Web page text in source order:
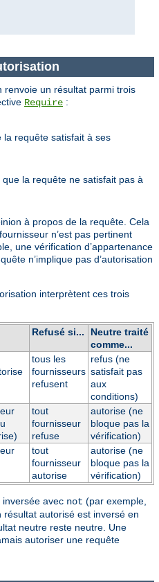
renvoie un résultat parmi trois
Require :
la requête satisfait à ses
la requête ne satisfait pas à
à propos de la requête. Cela
n’est pas pertinent
une vérification d’appartenance
n’implique pas d’autorisation
interprètent ces trois
Refusé si...
Neutre traité
comme...
tous les
fournisseurs
refusent
refus (ne
satisfait pas
aux
conditions)
tout
fournisseur
refuse
autorise (ne
bloque pas la
vérification)
tout
fournisseur
autorise
autorise (ne
bloque pas la
vérification)
inversée avec not (par exemple,
résultat autorisé est inversé en
neutre reste neutre. Une
autoriser une requête